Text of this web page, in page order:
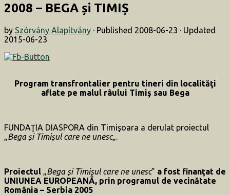
2008 – BEGA și TIMIȘ
by Szórvány Alapítvány · Published 2008-06-23 · Updated
2015-06-23
Program transfrontalier pentru tineri din localităţi
aflate pe malul râului Timiş sau Bega
FUNDAŢIA DIASPORA din Timişoara a derulat proiectul
„Bega şi Timişul care ne unesc„.
Proiectul „Bega şi Timişul care ne unesc” a fost finanţat de
UNIUNEA EUROPEANĂ, prin programul de vecinătate
România – Serbia 2005